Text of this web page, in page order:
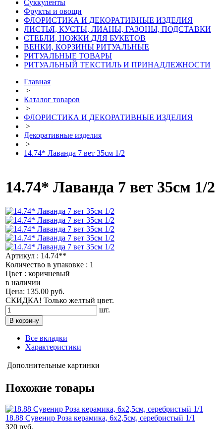
Суккуленты
Фрукты и овощи
ФЛОРИСТИКА И ДЕКОРАТИВНЫЕ ИЗДЕЛИЯ
ЛИСТЬЯ, КУСТЫ, ЛИАНЫ, ГАЗОНЫ, ПОДСТАВКИ
СТЕБЛИ, НОЖКИ ДЛЯ БУКЕТОВ
ВЕНКИ, КОРЗИНЫ РИТУАЛЬНЫЕ
РИТУАЛЬНЫЕ ТОВАРЫ
РИТУАЛЬНЫЙ ТЕКСТИЛЬ И ПРИНАДЛЕЖНОСТИ
Главная
>
Каталог товаров
>
ФЛОРИСТИКА И ДЕКОРАТИВНЫЕ ИЗДЕЛИЯ
>
Декоративные изделия
>
14.74* Лаванда 7 вет 35см 1/2
14.74* Лаванда 7 вет 35см 1/2
Артикул : 14.74**
Количество в упаковке : 1
Цвет : коричневый
в наличии
Цена: 135.00 руб.
СКИДКА! Только желтый цвет.
шт.
Все вкладки
Характеристики
Дополнительные картинки
Похожие товары
18.88 Сувенир Роза керамика, 6х2,5см, серебристый 1/1
320 руб.